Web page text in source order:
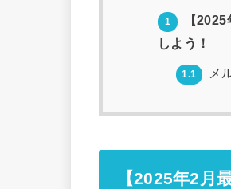
1
【
しよう！
1.1 メ
【2025年2月